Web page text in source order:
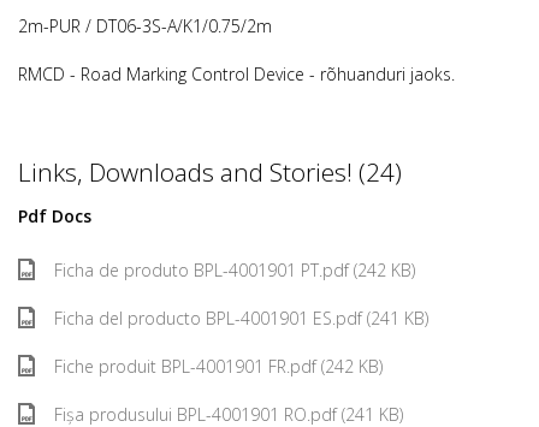
2m-PUR / DT06-3S-A/K1/0.75/2m
RMCD - Road Marking Control Device - rõhuanduri jaoks.
Links, Downloads and Stories! (24)
Pdf Docs
Ficha de produto BPL-4001901 PT.pdf (242 KB)
Ficha del producto BPL-4001901 ES.pdf (241 KB)
Fiche produit BPL-4001901 FR.pdf (242 KB)
Fișa produsului BPL-4001901 RO.pdf (241 KB)